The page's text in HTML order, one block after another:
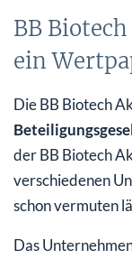
BB
ein
Die BB Biotech
der BB Biotech
verschiedenen
schon vermuten
Das